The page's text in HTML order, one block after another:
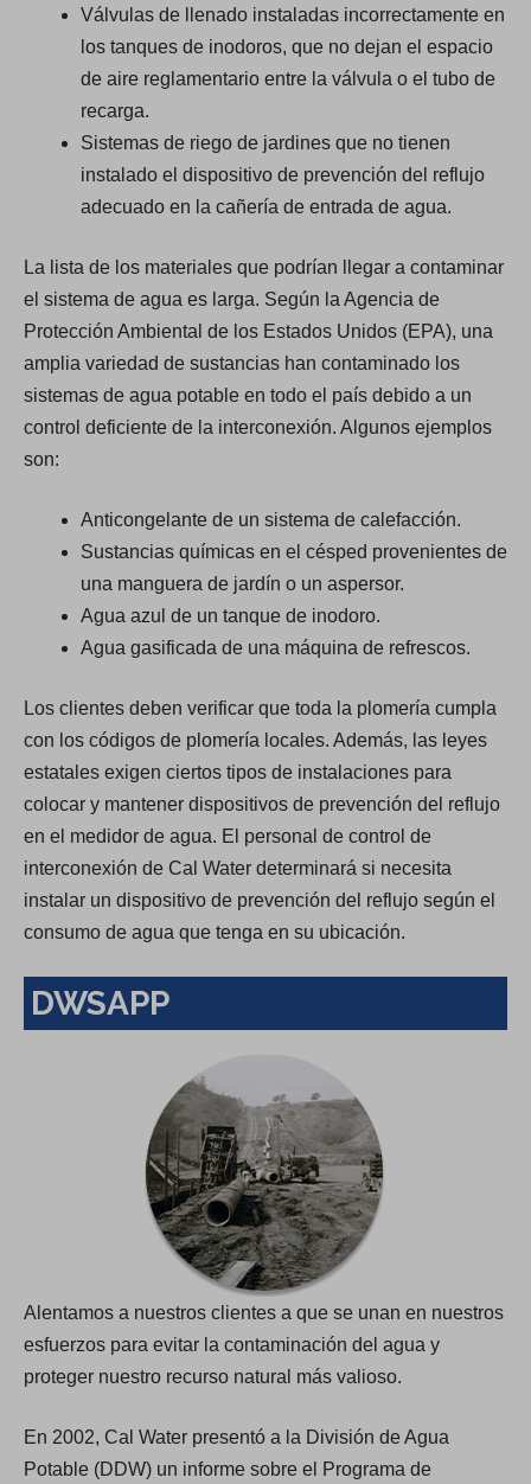
Válvulas de llenado instaladas incorrectamente en
los tanques de inodoros, que no dejan el espacio
de aire reglamentario entre la válvula o el tubo de
recarga.
Sistemas de riego de jardines que no tienen
instalado el dispositivo de prevención del reflujo
adecuado en la cañería de entrada de agua.
La lista de los materiales que podrían llegar a contaminar
el sistema de agua es larga. Según la Agencia de
Protección Ambiental de los Estados Unidos (EPA), una
amplia variedad de sustancias han contaminado los
sistemas de agua potable en todo el país debido a un
control deficiente de la interconexión. Algunos ejemplos
son:
Anticongelante de un sistema de calefacción.
Sustancias químicas en el césped provenientes de
una manguera de jardín o un aspersor.
Agua azul de un tanque de inodoro.
Agua gasificada de una máquina de refrescos.
Los clientes deben verificar que toda la plomería cumpla
con los códigos de plomería locales. Además, las leyes
estatales exigen ciertos tipos de instalaciones para
colocar y mantener dispositivos de prevención del reflujo
en el medidor de agua. El personal de control de
interconexión de Cal Water determinará si necesita
instalar un dispositivo de prevención del reflujo según el
consumo de agua que tenga en su ubicación.
DWSAPP
Alentamos a nuestros clientes a que se unan en nuestros
esfuerzos para evitar la contaminación del agua y
proteger nuestro recurso natural más valioso.
En 2002, Cal Water presentó a la División de Agua
Potable (DDW) un informe sobre el Programa de